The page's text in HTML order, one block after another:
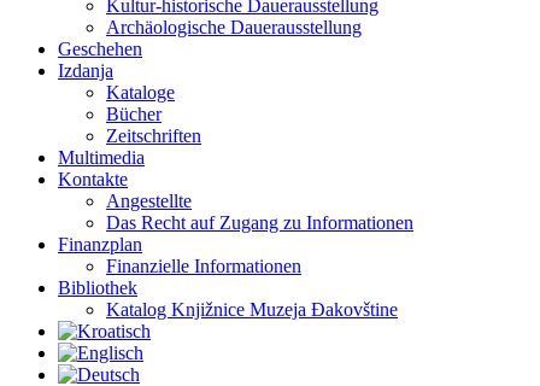
Kultur-historische Dauerausstellung
Archäologische Dauerausstellung
Geschehen
Izdanja
Kataloge
Bücher
Zeitschriften
Multimedia
Kontakte
Angestellte
Das Recht auf Zugang zu Informationen
Finanzplan
Finanzielle Informationen
Bibliothek
Katalog Knjižnice Muzeja Đakovštine